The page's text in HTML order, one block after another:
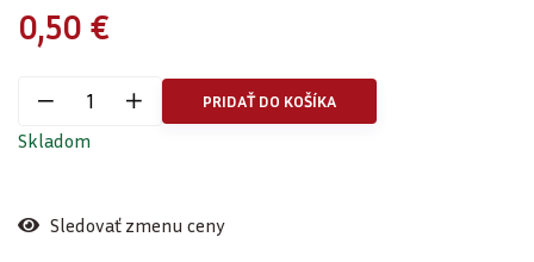
0,50 €
PRIDAŤ DO KOŠÍKA
Skladom
Sledovať zmenu ceny